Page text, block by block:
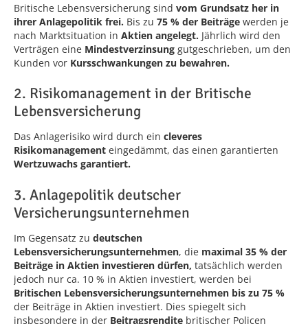
Britische Lebensversicherung sind vom Grundsatz her in
ihrer Anlagepolitik frei. Bis zu 75 % der Beiträge werden je
nach Marktsituation in Aktien angelegt. Jährlich wird den
Verträgen eine Mindestverzinsung gutgeschrieben, um den
Kunden vor Kursschwankungen zu bewahren.
2. Risikomanagement in der Britische
Lebensversicherung
Das Anlagerisiko wird durch ein cleveres
Risikomanagement eingedämmt, das einen garantierten
Wertzuwachs garantiert.
3. Anlagepolitik deutscher
Versicherungsunternehmen
Im Gegensatz zu deutschen
Lebensversicherungsunternehmen, die maximal 35 % der
Beiträge in Aktien investieren dürfen, tatsächlich werden
jedoch nur ca. 10 % in Aktien investiert, werden bei
Britischen Lebensversicherungsunternehmen bis zu 75 %
der Beiträge in Aktien investiert. Dies spiegelt sich
insbesondere in der Beitragsrendite britischer Policen